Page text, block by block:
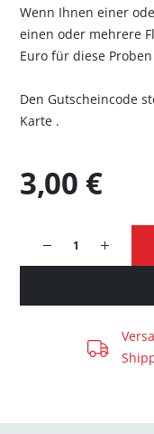
Wenn Ihnen einer
einen oder mehrere
Euro für diese
Den Gutscheincode
Karte .
3,00 €